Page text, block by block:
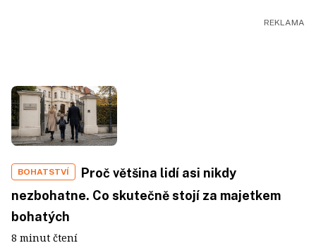
BOHATSTVÍ
Proč většina lidí asi nikdy
nezbohatne. Co skutečně stojí za majetkem
bohatých
8 minut čtení